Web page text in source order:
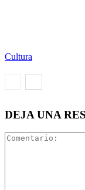
Cultura
DEJA UNA